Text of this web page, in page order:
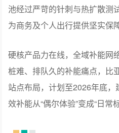
池经过严苛的针刺与热扩散测
为商务及个人出行提供坚实保障
硬核产品力在线，全域补能网
桩难、排队久的补能痛点，比
站点布局，计划至2026年底
效补能从“偶尔体验”变成“日常标